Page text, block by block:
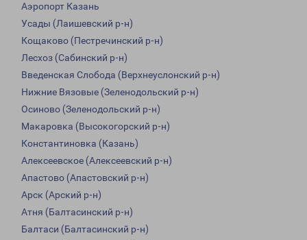
Аэропорт Казань
Усады (Лаишевский р-н)
Кощаково (Пестречинский р-н)
Лесхоз (Сабинский р-н)
Введенская Слобода (Верхнеуслонский р-н)
Нижние Вязовые (Зеленодольский р-н)
Осиново (Зеленодольский р-н)
Макаровка (Высокогорский р-н)
Константиновка (Казань)
Алексеевское (Алексеевский р-н)
Апастово (Апастовский р-н)
Арск (Арский р-н)
Атня (Балтасинский р-н)
Балтаси (Балтасинский р-н)